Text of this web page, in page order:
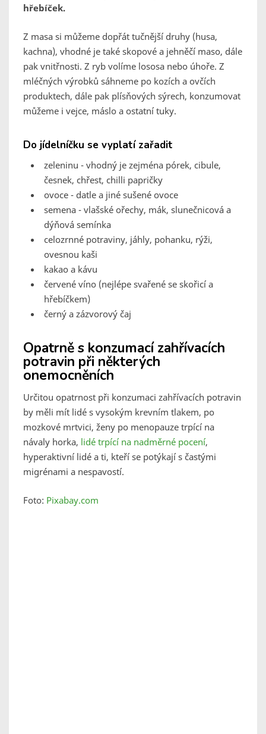
hřebíček.
Z masa si můžeme dopřát tučnější druhy (husa,
kachna), vhodné je také skopové a jehněčí maso, dále
pak vnitřnosti. Z ryb volíme lososa nebo úhoře. Z
mléčných výrobků sáhneme po kozích a ovčích
produktech, dále pak plísňových sýrech, konzumovat
můžeme i vejce, máslo a ostatní tuky.
Do jídelníčku se vyplatí zařadit
zeleninu - vhodný je zejména pórek, cibule,
česnek, chřest, chilli papričky
ovoce - datle a jiné sušené ovoce
semena - vlašské ořechy, mák, slunečnicová a
dýňová semínka
celozrnné potraviny, jáhly, pohanku, rýži,
ovesnou kaši
kakao a kávu
červené víno (nejlépe svařené se skořicí a
hřebíčkem)
černý a zázvorový čaj
Opatrně s konzumací zahřívacích
potravin při některých
onemocněních
Určitou opatrnost při konzumaci zahřívacích potravin
by měli mít lidé s vysokým krevním tlakem, po
mozkové mrtvici, ženy po menopauze trpící na
návaly horka, lidé trpící na nadměrné pocení,
hyperaktivní lidé a ti, kteří se potýkají s častými
migrénami a nespavostí.
Foto: Pixabay.com